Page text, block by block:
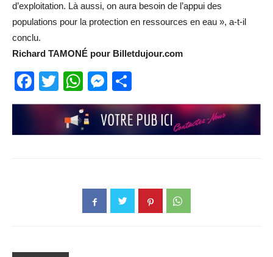
d’exploitation. Là aussi, on aura besoin de l’appui des
populations pour la protection en ressources en eau », a-t-il
conclu.
Richard TAMONÉ pour Billetdujour.com
Facebook
TwitterWhatsApp
Messenger